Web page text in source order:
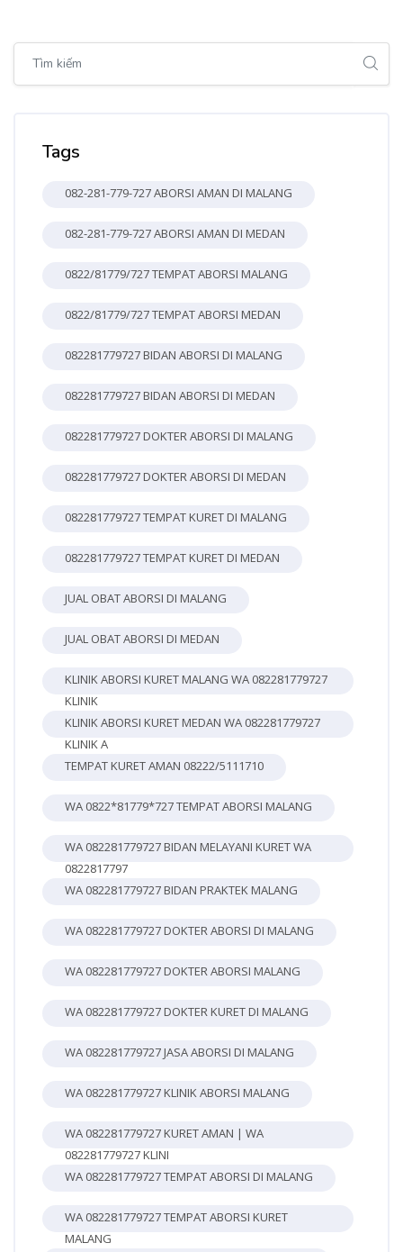
Tags
082-281-779-727 ABORSI AMAN DI MALANG
082-281-779-727 ABORSI AMAN DI MEDAN
0822/81779/727 TEMPAT ABORSI MALANG
0822/81779/727 TEMPAT ABORSI MEDAN
082281779727 BIDAN ABORSI DI MALANG
082281779727 BIDAN ABORSI DI MEDAN
082281779727 DOKTER ABORSI DI MALANG
082281779727 DOKTER ABORSI DI MEDAN
082281779727 TEMPAT KURET DI MALANG
082281779727 TEMPAT KURET DI MEDAN
JUAL OBAT ABORSI DI MALANG
JUAL OBAT ABORSI DI MEDAN
KLINIK ABORSI KURET MALANG WA 082281779727
KLINIK
KLINIK ABORSI KURET MEDAN WA 082281779727
KLINIK A
TEMPAT KURET AMAN 08222/5111710
WA 0822*81779*727 TEMPAT ABORSI MALANG
WA 082281779727 BIDAN MELAYANI KURET WA
0822817797
WA 082281779727 BIDAN PRAKTEK MALANG
WA 082281779727 DOKTER ABORSI DI MALANG
WA 082281779727 DOKTER ABORSI MALANG
WA 082281779727 DOKTER KURET DI MALANG
WA 082281779727 JASA ABORSI DI MALANG
WA 082281779727 KLINIK ABORSI MALANG
WA 082281779727 KURET AMAN | WA
082281779727 KLINI
WA 082281779727 TEMPAT ABORSI DI MALANG
WA 082281779727 TEMPAT ABORSI KURET
MALANG